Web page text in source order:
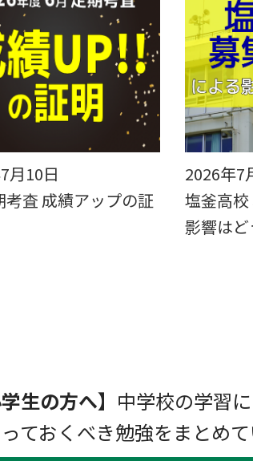
月10日
考査 成績アップの証
2026年7
塩釜高校
影響は
学生の方へ】 中学校の学習
ておくべき勉強をまとめて